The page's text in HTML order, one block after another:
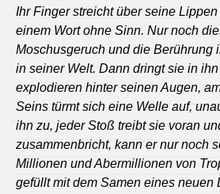
Ihr Finger streicht über seine
einem Wort ohne Sinn. Nur noch
Moschusgeruch und die Berührung
in seiner Welt. Dann dringt sie in
explodieren hinter seinen Augen,
Seins türmt sich eine Welle auf,
ihn zu, jeder Stoß treibt sie voran
zusammenbricht, kann er nur noch
Millionen und Abermillionen von
gefüllt mit dem Samen eines neuen